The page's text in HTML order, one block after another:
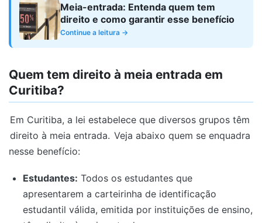
Meia-entrada: Entenda quem tem
direito e como garantir esse benefício
Continue a leitura →
Quem tem direito à meia entrada em
Curitiba?
Em Curitiba, a lei estabelece que diversos grupos têm
direito à meia entrada. Veja abaixo quem se enquadra
nesse benefício:
Estudantes: Todos os estudantes que
apresentarem a carteirinha de identificação
estudantil válida, emitida por instituições de ensino,